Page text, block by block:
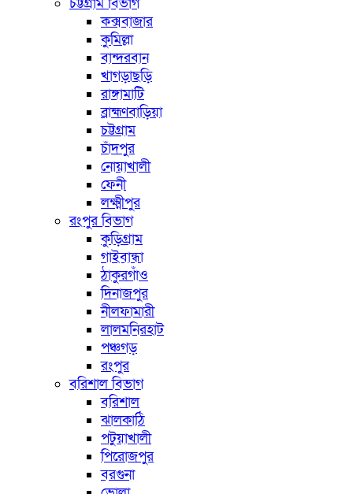
কক্সবাজার
কুমিল্লা
বান্দরবান
খাগড়াছড়ি
রাঙ্গামাটি
ব্রাহ্মণবাড়িয়া
চট্টগ্রাম
চাঁদপুর
নোয়াখালী
ফেনী
লক্ষ্মীপুর
রংপুর বিভাগ
কুড়িগ্রাম
গাইবান্ধা
ঠাকুরগাঁও
দিনাজপুর
নীলফামারী
লালমনিরহাট
পঞ্চগড়
রংপুর
বরিশাল বিভাগ
বরিশাল
ঝালকাঠি
পটুয়াখালী
পিরোজপুর
বরগুনা